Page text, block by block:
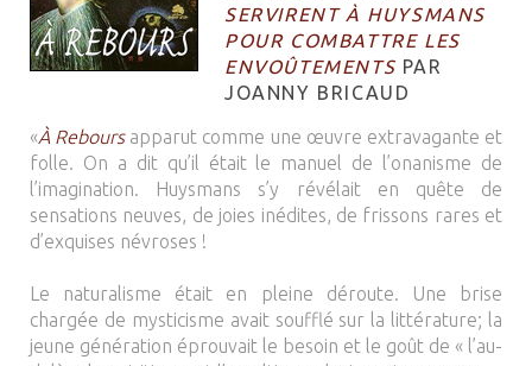
SERVIRENT À HUYSMANS
POUR COMBATTRE LES
ENVOÛTEMENTS PAR
JOANNY BRICAUD
«À Reboursapparut comme une œuvre extravagante et
folle. On a dit qu’il était le manuel de l’onanisme de
l’imagination. Huysmans s’y révélait en quête de
sensations neuves, de joies inédites, de frissons rares et
d’exquises névroses !
Le naturalisme était en pleine déroute. Une brise
chargée de mysticisme avait soufflé sur la littérature; la
jeune génération éprouvait le besoin et le goût de « l’au-